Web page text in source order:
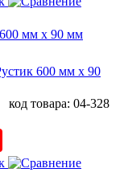
600 мм х 90
код товара: 04-328